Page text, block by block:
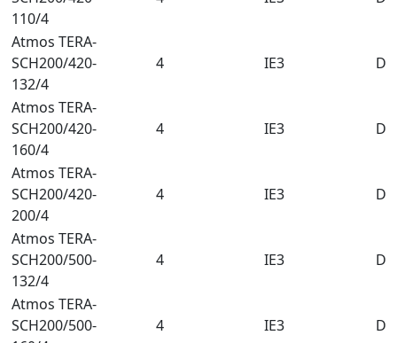
110/4
Atmos TERA-
SCH200/420-
132/4
4 IE3
Atmos TERA-
SCH200/420-
160/4
4 IE3
Atmos TERA-
SCH200/420-
200/4
4 IE3
Atmos TERA-
SCH200/500-
132/4
4 IE3
Atmos TERA-
SCH200/500-
4 IE3